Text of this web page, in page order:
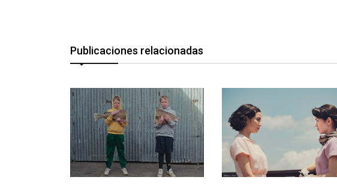
Publicaciones relacionadas